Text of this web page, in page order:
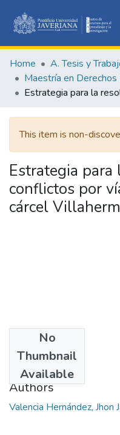
Home A. Tesis y
This item is non-
Estrategia para
conflictos por
cárcel
No
Thumbnail
Available
2020
Authors
Valencia Hernández, Jhon